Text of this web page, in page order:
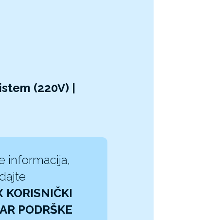
(220V) |
informacija,
KORISNIČKI
PODRŠKE